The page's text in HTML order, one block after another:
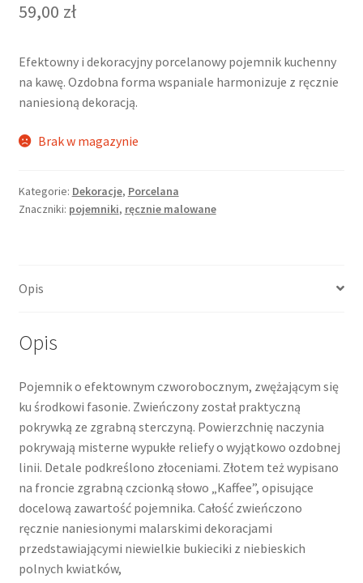
59,00 zł
Efektowny i dekoracyjny porcelanowy pojemnik kuchenny
na kawę. Ozdobna forma wspaniale harmonizuje z ręcznie
naniesioną dekoracją.
Brak w magazynie
Kategorie: Dekoracje, Porcelana
Znaczniki: pojemniki, ręcznie malowane
Opis
Opis
Pojemnik o efektownym czworobocznym, zwężającym się
ku środkowi fasonie. Zwieńczony został praktyczną
pokrywką ze zgrabną sterczyną. Powierzchnię naczynia
pokrywają misterne wypukłe reliefy o wyjątkowo ozdobnej
linii. Detale podkreślono złoceniami. Złotem też wypisano
na froncie zgrabną czcionką słowo „Kaffee”, opisujące
docelową zawartość pojemnika. Całość zwieńczono
ręcznie naniesionymi malarskimi dekoracjami
przedstawiającymi niewielkie bukieciki z niebieskich
polnych kwiatków,